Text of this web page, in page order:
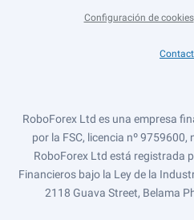
Configuración de cookies
RoboForex Ltd es una empresa
por la FSC, licencia nº
RoboForex Ltd está registrada
Financieros bajo la Ley de la
2118 Guava Street, Belama